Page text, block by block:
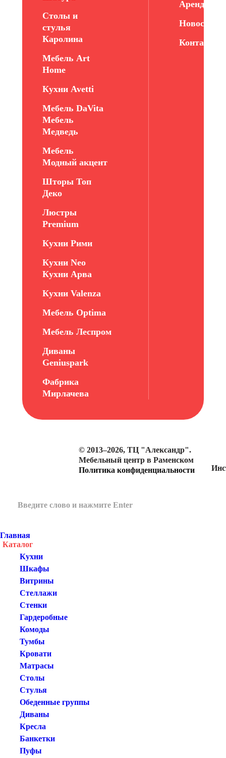
Столы и
стулья
Каролина
Мебель Art
Home
Кухни Avetti
Мебель DaVita
Мебель
Медведь
Мебель
Модный акцент
Шторы Топ
Деко
Люстры
Premium
Кухни Рими
Кухни Neo
Кухни Арва
Кухни Valenza
Мебель Optima
Мебель Леспром
Диваны
Geniuspark
Фабрика
Мирлачева
Новости
Контакты
© 2013–2026, ТЦ "Александр".
Мебельный центр в Раменском
Политика конфиденциальности
Главная
Каталог
Кухни
Шкафы
Витрины
Стеллажи
Стенки
Гардеробные
Комоды
Тумбы
Кровати
Матрасы
Столы
Стулья
Обеденные группы
Диваны
Кресла
Банкетки
Пуфы